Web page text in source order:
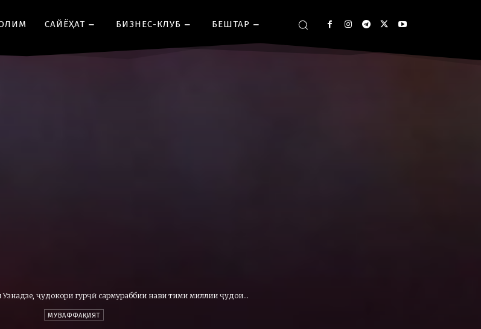
CАЙЁҲАТ БИЗНЕС-КЛУБ БЕШТАР
ҷудокори гурҷӣ сармураббии нави тими миллии ҷудои...
МУВАФФАҚИЯТ